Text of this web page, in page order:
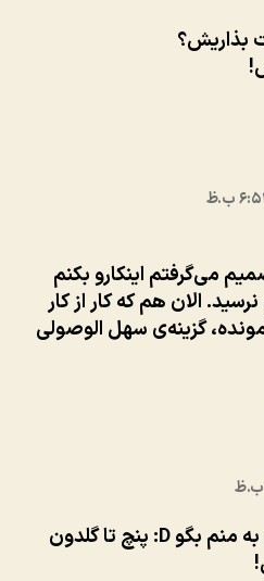
بذاریش؟
می‌گرفتم اینکارو بکنم
الان هم که کار از کار
گزینه‌ی سهل الوصولی
ایمان اگه روشی پیدا کردی به منم بگو D: پنچ تا گلدون